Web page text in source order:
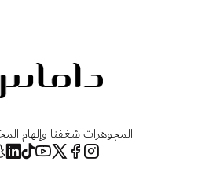
المجوهرات شغفنا وإلهام